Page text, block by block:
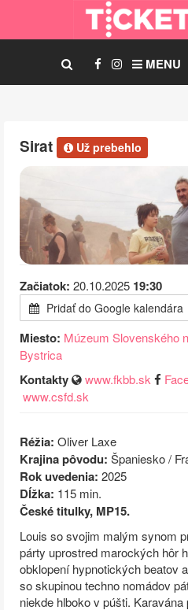
MENU
Sirat Už prebehlo
Začiatok: 20.10.2025 19:30
Pridať do Google kalendára
Miesto: Múzeum Slovenského
Bystrica
Kontakty www.fkbb.sk
www.csfd.sk
Réžia: Oliver Laxe
Krajina pôvodu: Španiesko /
Rok uvedenia: 2025
Dĺžka: 115 min.
České titulky, MP15.
Louis so svojim malým synom
párty uprostred marockých hôr
obklopení hypnotických beatov
so skupinou techno nomádov
niekde hlboko v púšti.